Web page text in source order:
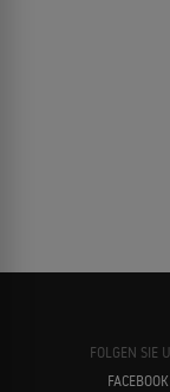
FOLGEN SIE
FACEBOOK